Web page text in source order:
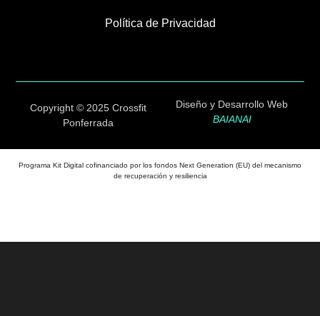
Política de Privacidad
Copyright © 2025 Crossfit
Ponferrada
Diseño y Desarrollo Web
BAIANAI
Programa Kit Digital cofinanciado por los fondos Next Generation (EU) del mecanismo
de recuperación y resiliencia